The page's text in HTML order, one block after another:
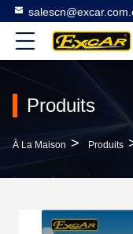
Produits
À La Maison > Produits